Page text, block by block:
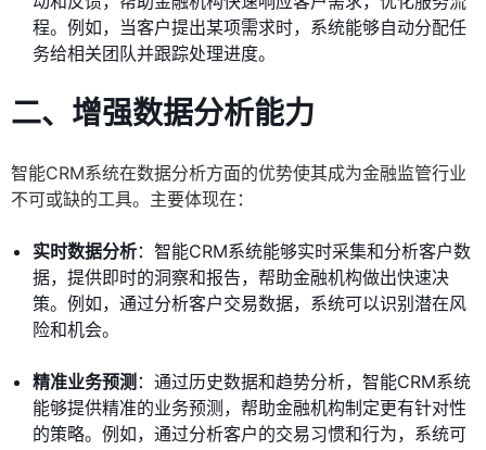
程。例如，当客户提出某项需求时，系统能够自动分配任
务给相关团队并跟踪处理进度。
二、增强数据分析能力
智能CRM系统在数据分析方面的优势使其成为金融监管行业
不可或缺的工具。主要体现在：
实时数据分析：智能CRM系统能够实时采集和分析客户数
据，提供即时的洞察和报告，帮助金融机构做出快速决
策。例如，通过分析客户交易数据，系统可以识别潜在风
险和机会。
精准业务预测 ：通过历史数据和趋势分析，智能CRM系统
能够提供精准的业务预测，帮助金融机构制定更有针对性
的策略。例如，通过分析客户的交易习惯和行为，系统可